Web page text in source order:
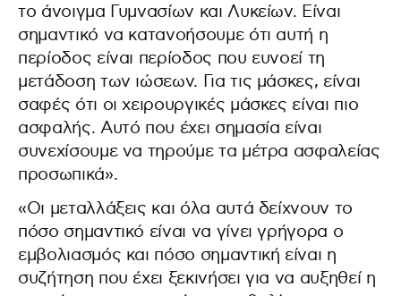
το άνοιγμα Γυμνασίων και Λυκείων. Είναι
σημαντικό να κατανοήσουμε ότι αυτή η
περίοδος είναι περίοδος που ευνοεί τη
μετάδοση των ιώσεων. Για τις μάσκες, είναι
σαφές ότι οι χειρουργικές μάσκες είναι πιο
ασφαλής. Αυτό που έχει σημασία είναι
συνεχίσουμε να τηρούμε τα μέτρα ασφαλείας
προσωπικά».
«Οι μεταλλάξεις και όλα αυτά δείχνουν το
πόσο σημαντικό είναι να γίνει γρήγορα ο
εμβολιασμός και πόσο σημαντική είναι η
συζήτηση που έχει ξεκινήσει για να αυξηθεί η